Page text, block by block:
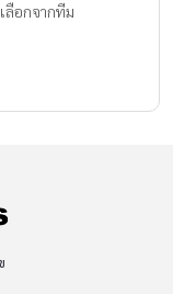
ลือกจากทีม